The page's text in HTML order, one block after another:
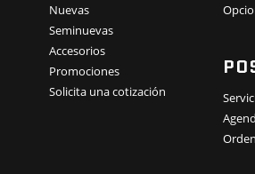
Nuevas
Seminuevas
Accesorios
Promociones
Solicita una cotización